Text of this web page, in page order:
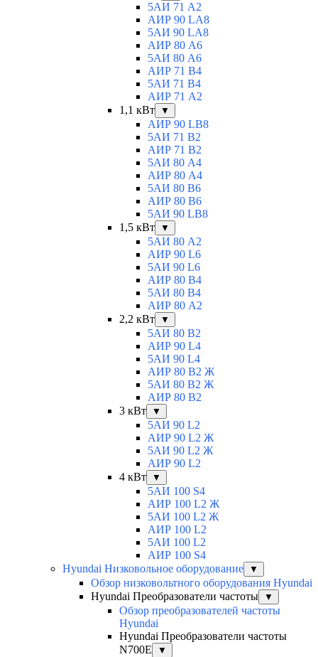
5АИ 71 A2
АИР 90 LA8
5АИ 90 LA8
АИР 80 А6
5АИ 80 A6
АИР 71 В4
5АИ 71 B4
АИР 71 A2
1,1 кВт
▼
АИР 90 LB8
5АИ 71 B2
АИР 71 В2
5АИ 80 A4
АИР 80 А4
5АИ 80 В6
АИР 80 B6
5АИ 90 LB8
1,5 кВт
▼
5АИ 80 A2
АИР 90 L6
5АИ 90 L6
АИР 80 B4
5АИ 80 B4
АИР 80 А2
2,2 кВт
▼
5АИ 80 B2
АИР 90 L4
5АИ 90 L4
АИР 80 В2 Ж
5АИ 80 В2 Ж
АИР 80 B2
3 кВт
▼
5АИ 90 L2
АИР 90 L2 Ж
5АИ 90 L2 Ж
АИР 90 L2
4 кВт
▼
5АИ 100 S4
АИР 100 L2 Ж
5АИ 100 L2 Ж
АИР 100 L2
5АИ 100 L2
АИР 100 S4
Hyundai Низковольное оборудование
▼
Обзор низковольтного оборудования Hyundai
Hyundai Преобразователи частоты
▼
Обзор преобразователей частоты
Hyundai
Hyundai Преобразователи частоты
N700E
▼